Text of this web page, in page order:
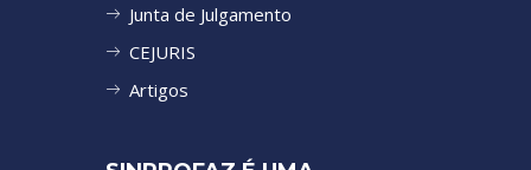
Junta de Julgamento
CEJURIS
Artigos